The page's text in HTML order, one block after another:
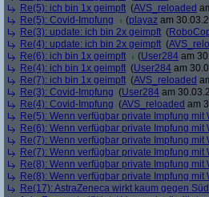
Re(5): ich bin 1x geimpft (AVS_reloaded
Re(5): Covid-Impfung
(playaz am
Re(3): update: ich bin 2x geimpft (
Re(4): update: ich bin 2x geimpft (
Re(6): ich bin 1x geimpft
(User284 am
Re(4): ich bin 1x geimpft (User284 am
Re(7): ich bin 1x geimpft (AVS_reloaded
Re(3): Covid-Impfung (User284 am
Re(4): Covid-Impfung (AVS_reloaded am
Re(5): Wenn verfügbar private Impfung mit
Re(6): Wenn verfügbar private Impfung mit
Re(7): Wenn verfügbar private Impfung mit
Re(7): Wenn verfügbar private Impfung mit
Re(8): Wenn verfügbar private Impfung mit
Re(8): Wenn verfügbar private Impfung mit
Re(17): AstraZeneca wirkt kaum gegen